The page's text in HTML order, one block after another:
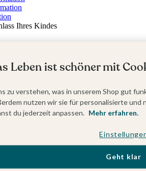
Ihres Kindes
Leben ist schöner mit
zu verstehen, was in unserem Shop gut
nutzen wir sie für personalisierte
du jederzeit anpassen. Mehr erfahren.
Geht klar